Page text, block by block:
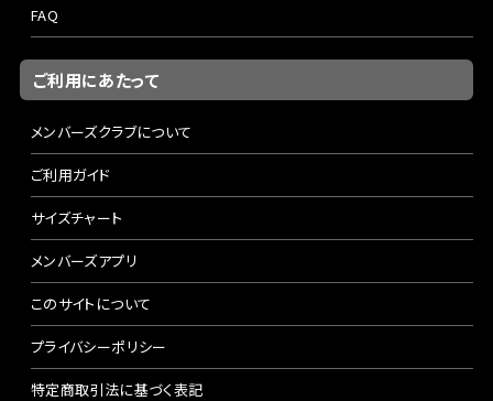
FAQ
ご利用にあたって
メンバーズクラブについて
ご利用ガイド
サイズチャート
メンバーズアプリ
このサイトについて
プライバシーポリシー
特定商取引法に基づく表記